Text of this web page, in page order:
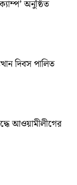
অনুষ্ঠিত
দিবস পালিত
আওয়ামীলীগের